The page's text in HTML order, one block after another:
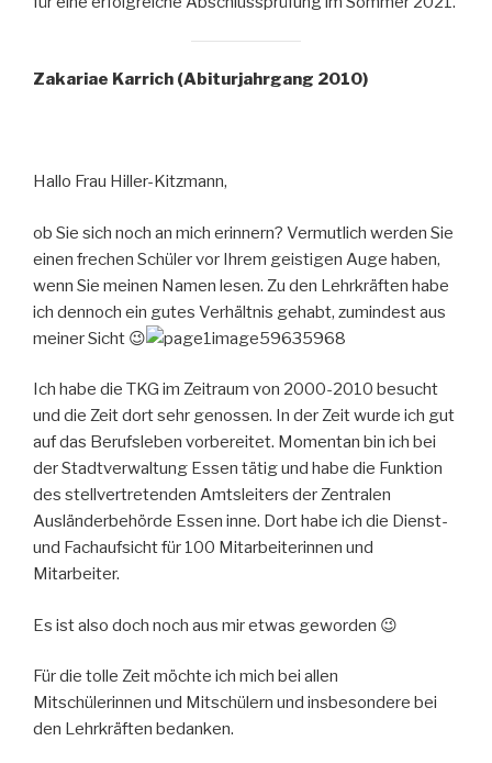
Zakariae Karrich (Abiturjahrgang 2010)
Hallo Frau Hiller-Kitzmann,
ob Sie sich noch an mich erinnern? Vermutlich werden Sie
einen frechen Schüler vor Ihrem geistigen Auge haben,
wenn Sie meinen Namen lesen. Zu den Lehrkräften habe
ich dennoch ein gutes Verhältnis gehabt, zumindest aus
meiner Sicht 😉
Ich habe die TKG im Zeitraum von 2000-2010 besucht
und die Zeit dort sehr genossen. In der Zeit wurde ich gut
auf das Berufsleben vorbereitet. Momentan bin ich bei
der Stadtverwaltung Essen tätig und habe die Funktion
des stellvertretenden Amtsleiters der Zentralen
Ausländerbehörde Essen inne. Dort habe ich die Dienst-
und Fachaufsicht für 100 Mitarbeiterinnen und
Mitarbeiter.
Es ist also doch noch aus mir etwas geworden 😉
Für die tolle Zeit möchte ich mich bei allen
Mitschülerinnen und Mitschülern und insbesondere bei
den Lehrkräften bedanken.